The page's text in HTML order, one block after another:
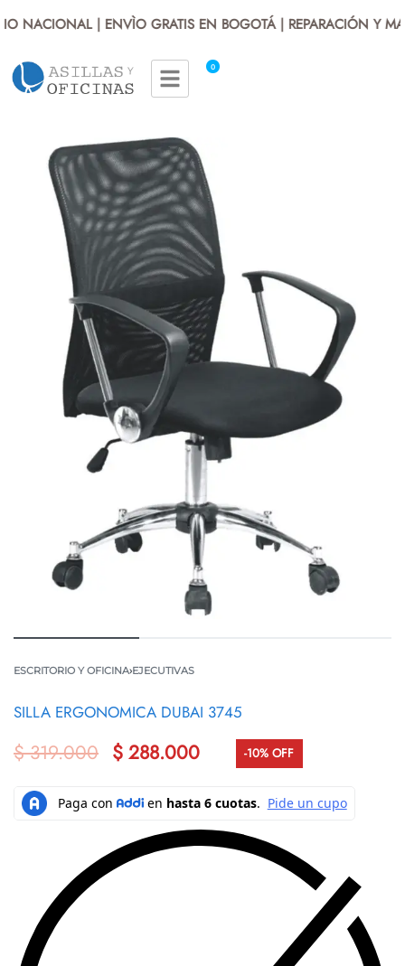
NACIONAL | ENVÌO GRATIS EN BOGOTÁ | REPARACIÓN Y
0
ESCRITORIO Y OFICINA›EJECUTIVAS
SILLA ERGONOMICA DUBAI 3745
$319.000 $ 288.000 -10% OFF